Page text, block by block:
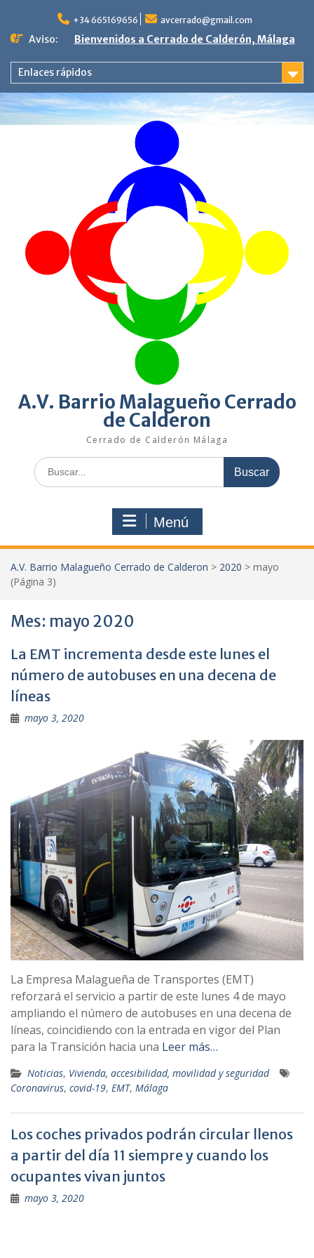
contenido
+34 665169656 avcerrado@gmail.com
Aviso: Bienvenidos a Cerrado de Calderón, Málaga
Enlaces rápidos
A.V. Barrio Malagueño Cerrado
de Calderon
Cerrado de Calderón Málaga
Buscar:
Menú
A.V. Barrio Malagueño Cerrado de Calderon > 2020 > mayo
(Página 3)
Mes: mayo 2020
La EMT incrementa desde este lunes el
número de autobuses en una decena de
líneas
mayo 3, 2020
La Empresa Malagueña de Transportes (EMT)
reforzará el servicio a partir de este lunes 4 de mayo
ampliando el número de autobuses en una decena de
líneas, coincidiendo con la entrada en vigor del Plan
para la Transición hacia una Leer más…
Noticias, Vivienda, accesibilidad, movilidad y seguridad
Coronavirus, covid-19, EMT, Málaga
Los coches privados podrán circular llenos
a partir del día 11 siempre y cuando los
ocupantes vivan juntos
mayo 3, 2020